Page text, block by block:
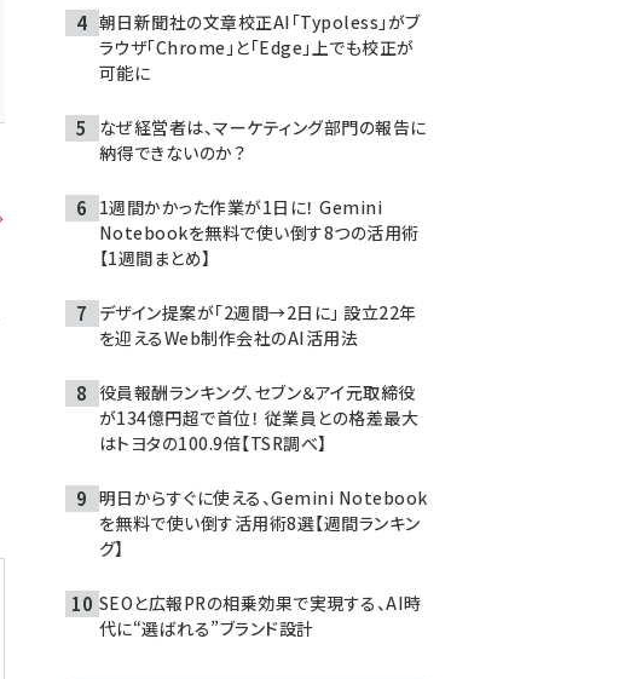
朝日新聞社の文章校正AI「Typoless」がブ
ラウザ「Chrome」と「Edge」上でも校正が
可能に
なぜ経営者は、マーケティング部門の報告に
納得できないのか？
1週間かかった作業が1日に！ Gemini
Notebookを無料で使い倒す8つの活用術
【1週間まとめ】
デザイン提案が「2週間→2日に」 設立22年
を迎えるWeb制作会社のAI活用法
役員報酬ランキング、セブン＆アイ元取締役
が134億円超で首位！ 従業員との格差最大
はトヨタの100.9倍【TSR調べ】
明日からすぐに使える、Gemini Notebook
を無料で使い倒す活用術8選【週間ランキン
グ】
SEOと広報PRの相乗効果で実現する、AI時
代に“選ばれる”ブランド設計